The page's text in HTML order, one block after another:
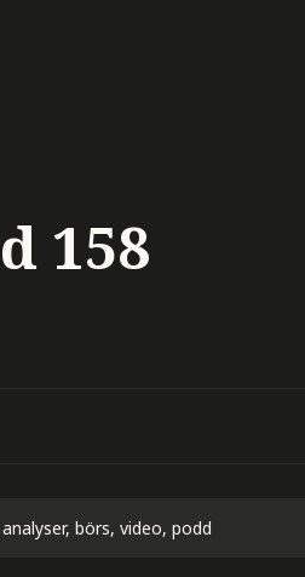
158
börs, video, podd